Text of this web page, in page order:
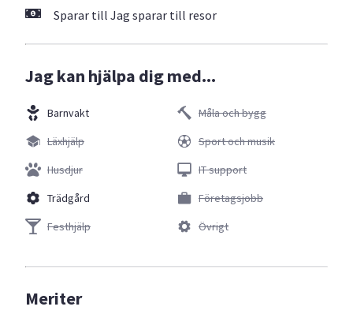
Sparar till Jag sparar till resor
Jag kan hjälpa dig med...
Barnvakt
Läxhjälp
Husdjur
Trädgård
Festhjälp
Måla och bygg
Sport och musik
IT support
Företagsjobb
Övrigt
Meriter